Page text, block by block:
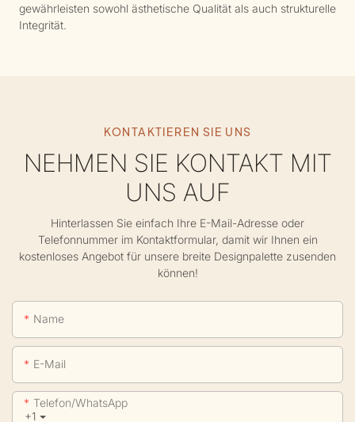
gewährleisten sowohl ästhetische Qualität als auch strukturelle
Integrität.
KONTAKTIEREN SIE UNS
NEHMEN SIE KONTAKT MIT
UNS AUF
Hinterlassen Sie einfach Ihre E-Mail-Adresse oder
Telefonnummer im Kontaktformular, damit wir Ihnen ein
kostenloses Angebot für unsere breite Designpalette zusenden
können!
Name
E-Mail
+1
Telefon/WhatsApp